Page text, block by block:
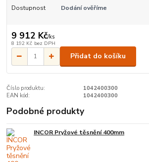
Dostupnost Dodání ověříme
9 912 Kč/ks
8 192 Kč bez DPH
Přidat do košíku
Číslo produktu:
1042400300
EAN kód:
1042400300
Podobné produkty
INCOR Pryžové těsnění 400mm